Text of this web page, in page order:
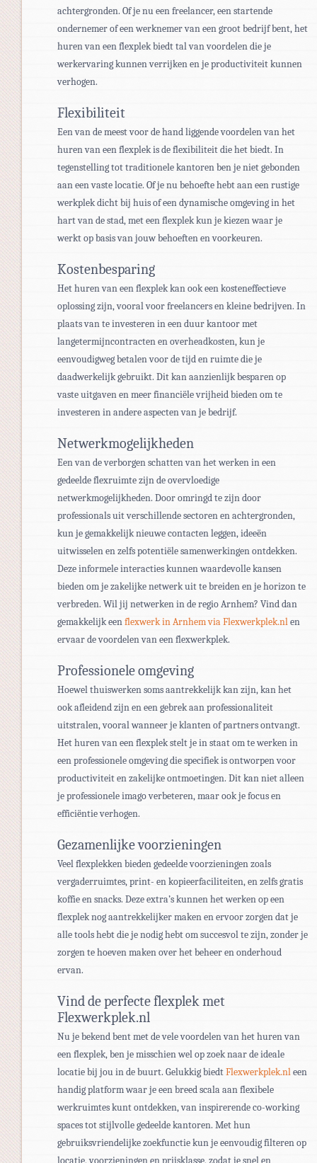
achtergronden. Of je nu een freelancer, een startende
ondernemer of een werknemer van een groot bedrijf bent, het
huren van een flexplek biedt tal van voordelen die je
werkervaring kunnen verrijken en je productiviteit kunnen
verhogen.
Flexibiliteit
Een van de meest voor de hand liggende voordelen van het
huren van een flexplek is de flexibiliteit die het biedt. In
tegenstelling tot traditionele kantoren ben je niet gebonden
aan een vaste locatie. Of je nu behoefte hebt aan een rustige
werkplek dicht bij huis of een dynamische omgeving in het
hart van de stad, met een flexplek kun je kiezen waar je
werkt op basis van jouw behoeften en voorkeuren.
Kostenbesparing
Het huren van een flexplek kan ook een kosteneffectieve
oplossing zijn, vooral voor freelancers en kleine bedrijven. In
plaats van te investeren in een duur kantoor met
langetermijncontracten en overheadkosten, kun je
eenvoudigweg betalen voor de tijd en ruimte die je
daadwerkelijk gebruikt. Dit kan aanzienlijk besparen op
vaste uitgaven en meer financiële vrijheid bieden om te
investeren in andere aspecten van je bedrijf.
Netwerkmogelijkheden
Een van de verborgen schatten van het werken in een
gedeelde flexruimte zijn de overvloedige
netwerkmogelijkheden. Door omringd te zijn door
professionals uit verschillende sectoren en achtergronden,
kun je gemakkelijk nieuwe contacten leggen, ideeën
uitwisselen en zelfs potentiële samenwerkingen ontdekken.
Deze informele interacties kunnen waardevolle kansen
bieden om je zakelijke netwerk uit te breiden en je horizon te
verbreden. Wil jij netwerken in de regio Arnhem? Vind dan
gemakkelijk eenflexwerk in Arnhem via Flexwerkplek.nlen
ervaar de voordelen van een flexwerkplek.
Professionele omgeving
Hoewel thuiswerken soms aantrekkelijk kan zijn, kan het
ook afleidend zijn en een gebrek aan professionaliteit
uitstralen, vooral wanneer je klanten of partners ontvangt.
Het huren van een flexplek stelt je in staat om te werken in
een professionele omgeving die specifiek is ontworpen voor
productiviteit en zakelijke ontmoetingen. Dit kan niet alleen
je professionele imago verbeteren, maar ook je focus en
efficiëntie verhogen.
Gezamenlijke voorzieningen
Veel flexplekken bieden gedeelde voorzieningen zoals
vergaderruimtes, print- en kopieerfaciliteiten, en zelfs gratis
koffie en snacks. Deze extra’s kunnen het werken op een
flexplek nog aantrekkelijker maken en ervoor zorgen dat je
alle tools hebt die je nodig hebt om succesvol te zijn, zonder je
zorgen te hoeven maken over het beheer en onderhoud
ervan.
Vind de perfecte flexplek met
Flexwerkplek.nl
Nu je bekend bent met de vele voordelen van het huren van
een flexplek, ben je misschien wel op zoek naar de ideale
locatie bij jou in de buurt. Gelukkig biedtFlexwerkplek.nleen
handig platform waar je een breed scala aan flexibele
werkruimtes kunt ontdekken, van inspirerende co-working
spaces tot stijlvolle gedeelde kantoren. Met hun
gebruiksvriendelijke zoekfunctie kun je eenvoudig filteren op
locatie, voorzieningen en prijsklasse, zodat je snel en